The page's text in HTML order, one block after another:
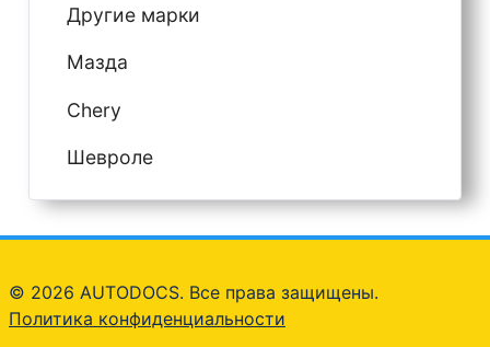
Другие марки
Мазда
Chery
Шевроле
© 2026 AUTODOCS. Все права защищены.
Политика конфиденциальности